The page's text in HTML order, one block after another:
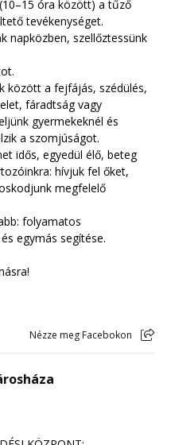
óra között) a tűző
tevékenységet.
napközben, szellőztessünk
között a fejfájás, szédülés,
fáradtság vagy
gyermekeknél és
a szomjúságot.
idős, egyedül élő, beteg
hívjuk fel őket,
megfelelő
folyamatos
egymás segítése.
Nézze meg Facebokon